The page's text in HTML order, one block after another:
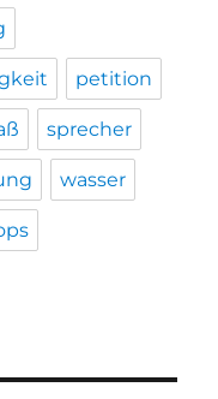
petition
sprecher
wasser